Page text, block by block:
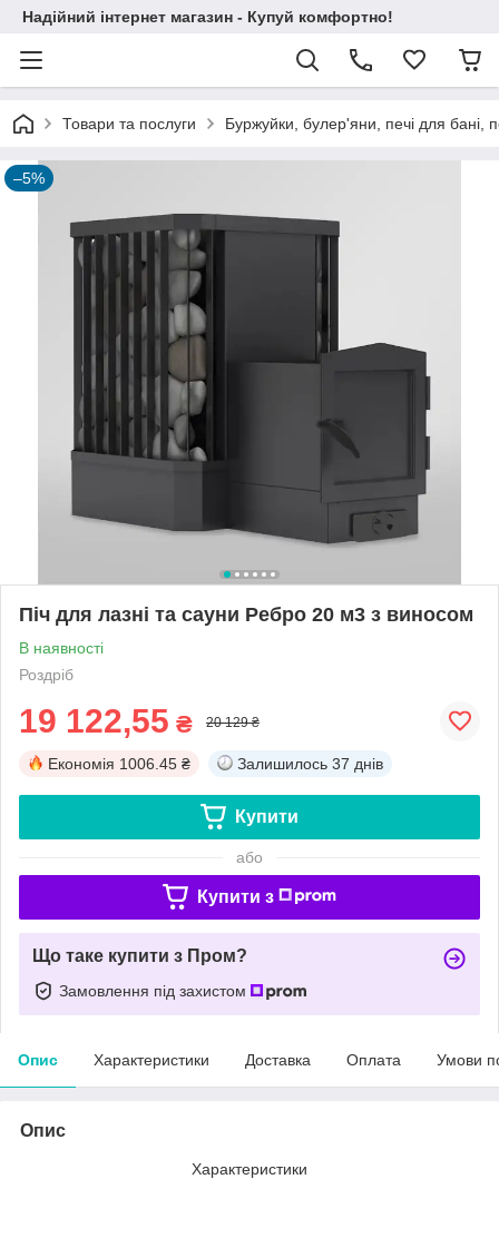
Надійний інтернет магазин - Купуй комфортно!
Товари та послуги Буржуйки, булер'яни, печі для бані,
–5%
Піч для лазні та сауни Ребро 20 м3 з виносом
В наявності
Роздріб
19 122,55 ₴ 20 129 ₴
Економія 1006.45 ₴ Залишилось 37 днів
Купити
або
Купити з
Що таке купити з Пром?
Замовлення під захистом
Опис Характеристики Доставка Оплата Умови
Опис
Характеристики